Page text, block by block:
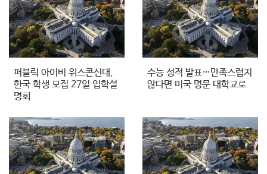
퍼블릭 아이비 위스콘신대,
한국 학생 모집 27일 입학설
명회
수능 성적 발표…만족스럽지
않다면 미국 명문 대학교로